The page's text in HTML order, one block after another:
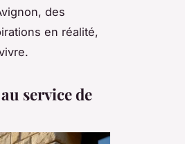
des
en réalité,
service de